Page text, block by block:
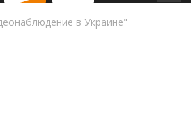
в Украине"